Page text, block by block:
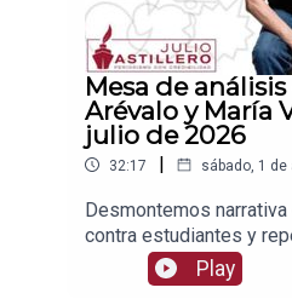
Mesa de
Arévalo y María
julio de 2026
32:17 | sábado, 1
Desmontemos
contra estudiantes y
admisiónEnlace para
Patreon:https://
Play